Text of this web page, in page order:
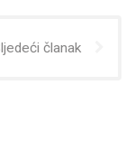
članak